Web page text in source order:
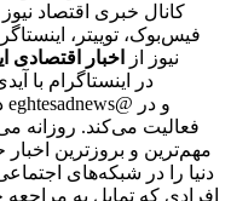
کانال خبری اقتصاد
فیس‌بوک، توییتر،
نیوز از
اخبار اقتصادی
مهم‌ترین و بروزترین اخبار
دنیا را در شبکه‌های
افرادی که تمایل به